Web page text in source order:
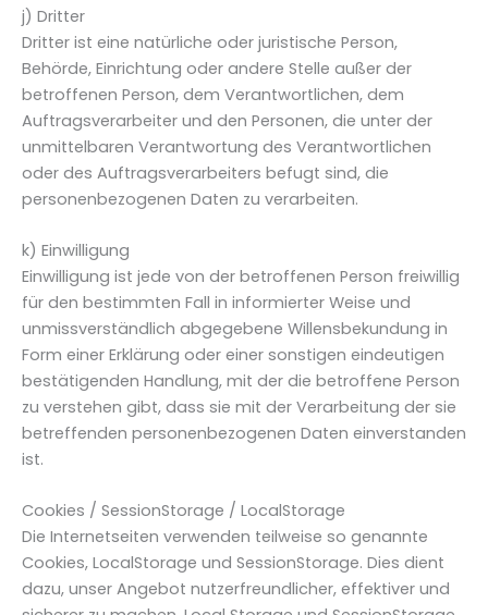
j) Dritter
Dritter ist eine natürliche oder juristische Person,
Behörde, Einrichtung oder andere Stelle außer der
betroffenen Person, dem Verantwortlichen, dem
Auftragsverarbeiter und den Personen, die unter der
unmittelbaren Verantwortung des Verantwortlichen
oder des Auftragsverarbeiters befugt sind, die
personenbezogenen Daten zu verarbeiten.
k) Einwilligung
Einwilligung ist jede von der betroffenen Person freiwillig
für den bestimmten Fall in informierter Weise und
unmissverständlich abgegebene Willensbekundung in
Form einer Erklärung oder einer sonstigen eindeutigen
bestätigenden Handlung, mit der die betroffene Person
zu verstehen gibt, dass sie mit der Verarbeitung der sie
betreffenden personenbezogenen Daten einverstanden
ist.
Cookies / SessionStorage / LocalStorage
Die Internetseiten verwenden teilweise so genannte
Cookies, LocalStorage und SessionStorage. Dies dient
dazu, unser Angebot nutzerfreundlicher, effektiver und